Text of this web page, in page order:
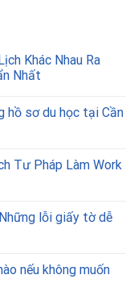
Khác Nhau Ra
Nhất
hồ sơ du học tại Cần
Tư Pháp Làm Work
lỗi giấy tờ dễ
nếu không muốn